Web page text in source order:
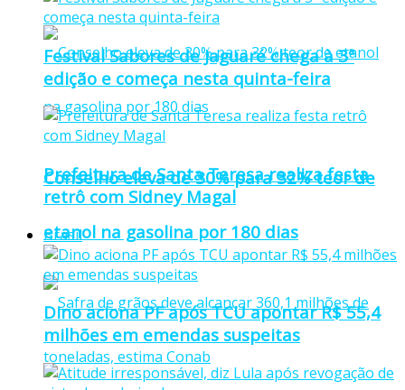
Conselho eleva de 30% para 32% teor de
etanol na gasolina por 180 dias
Festival Sabores de Jaguaré chega à 3ª
edição e começa nesta quinta-feira
Prefeitura de Santa Teresa realiza festa
retrô com Sidney Magal
Brasil
Dino aciona PF após TCU apontar R$ 55,4
milhões em emendas suspeitas